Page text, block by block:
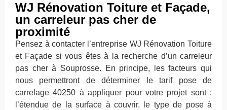
WJ Rénovation Toiture et Façade,
un carreleur pas cher de
proximité
Pensez à contacter l’entreprise WJ Rénovation Toiture
et Façade si vous êtes à la recherche d’un carreleur
pas cher à Souprosse. En principe, les facteurs qui
nous permettront de déterminer le tarif pose de
carrelage 40250 à appliquer pour votre projet sont :
l’étendue de la surface à couvrir, le type de pose à